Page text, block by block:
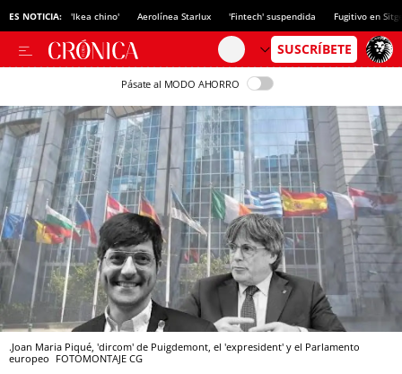
ES NOTICIA: 'Ikea chino' Aerolínea Starlux 'Fintech' suspendida Fugitivo en
Pásate al MODO AHORRO
.Joan Maria Piqué, 'dircom' de Puigdemont, el 'expresident' y el Parlamento
europeo FOTOMONTAJE CG